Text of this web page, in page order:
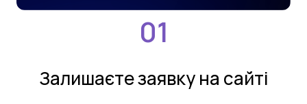
Залишаєте заявку на сайтi